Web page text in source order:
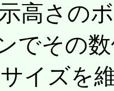
高さの
でその
イズを